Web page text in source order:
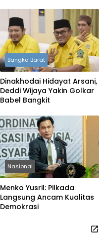
Bangka Barat
Dinakhodai Hidayat Arsani,
Deddi Wijaya Yakin Golkar
Babel Bangkit
Nasional
Menko Yusril: Pilkada
Langsung Ancam Kualitas
Demokrasi